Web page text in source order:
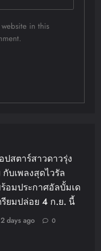
in this
ปสตาร์สาวดาวรุ่ง
บเพลงสุดไวรัล
ร้อมประกาศอัลบั้มเด
รียมปล่อย 4 ก.ย. นี้
2 days ago 0